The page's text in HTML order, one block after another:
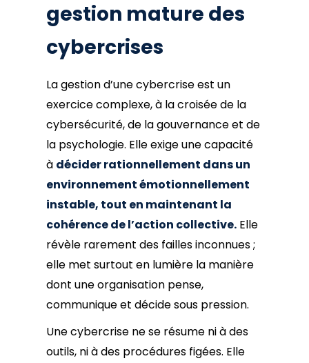
gestion mature des
cybercrises
La gestion d’une cybercrise est un
exercice complexe, à la croisée de la
cybersécurité, de la gouvernance et de
la psychologie. Elle exige une capacité
à décider rationnellement dans un
environnement émotionnellement
instable, tout en maintenant la
cohérence de l’action collective. Elle
révèle rarement des failles inconnues ;
elle met surtout en lumière la manière
dont une organisation pense,
communique et décide sous pression.
Une cybercrise ne se résume ni à des
outils, ni à des procédures figées. Elle